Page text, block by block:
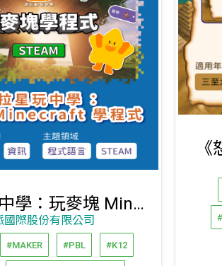
波拉星玩中學：玩麥塊 Minecraft 學程式
國際股份有限公司
#MAKER #PBL #K12